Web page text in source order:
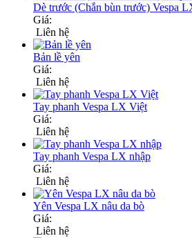
Dè trước (Chắn bùn trước) Vespa
Giá:
Liên hệ
Bản lề yên
Giá:
Liên hệ
Tay phanh Vespa LX Việt
Giá:
Liên hệ
Tay phanh Vespa LX nhập
Giá:
Liên hệ
Yên Vespa LX nâu da bò
Giá:
Liên hệ